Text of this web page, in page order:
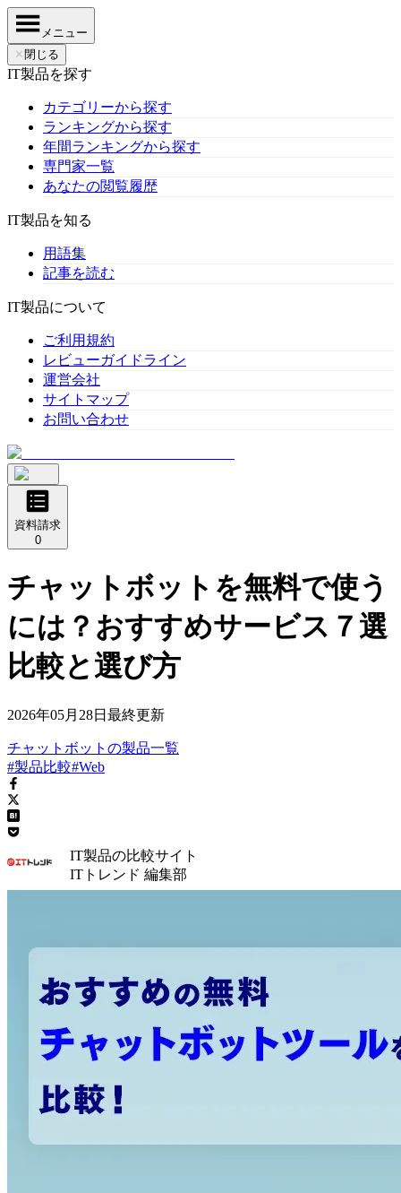
メニュー
✕ 閉じる
IT製品を探す
カテゴリーから探す
ランキングから探す
年間ランキングから探す
専門家一覧
あなたの閲覧履歴
IT製品を知る
用語集
記事を読む
IT製品について
ご利用規約
レビューガイドライン
運営会社
サイトマップ
お問い合わせ
資料請求
0
チャットボットを無料で使う
には？おすすめサービス７選
比較と選び方
2026年05月28日 最終更新
チャットボット の製品一覧
#製品比較#Web
IT製品の比較サイト
ITトレンド 編集部